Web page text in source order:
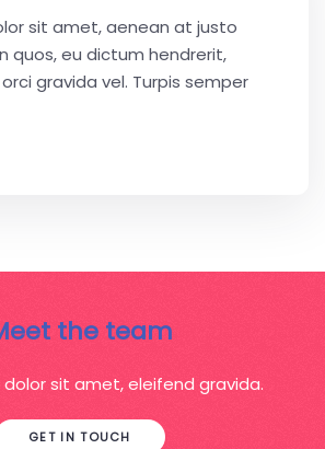
sit amet, aenean at justo
quos, eu dictum hendrerit,
gravida vel. Turpis semper
the team
dolor sit amet, eleifend gravida.
GET IN TOUCH